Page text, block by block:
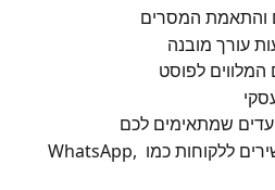
והתאמת המסרים
עורך מובנה
המלווים לפוסט
שמתאימים לכם
הוספת ערוצי הפצה ישירים ללקוחות כמו WhatsApp,